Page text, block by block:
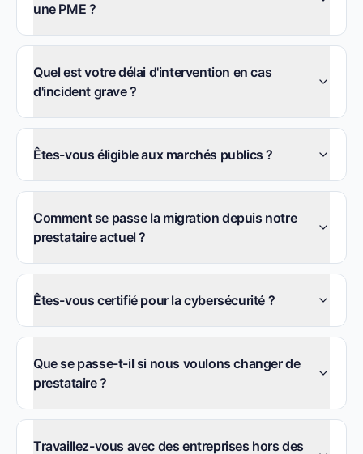
une PME ?
Quel est votre délai d'intervention en cas
d'incident grave ?
Êtes-vous éligible aux marchés publics ?
Comment se passe la migration depuis notre
prestataire actuel ?
Êtes-vous certifié pour la cybersécurité ?
Que se passe-t-il si nous voulons changer de
prestataire ?
Travaillez-vous avec des entreprises hors des